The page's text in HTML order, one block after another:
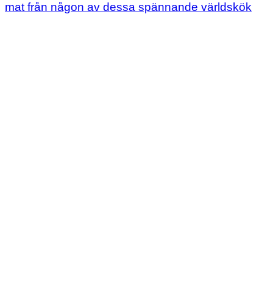
mat från någon av dessa spännande världskök